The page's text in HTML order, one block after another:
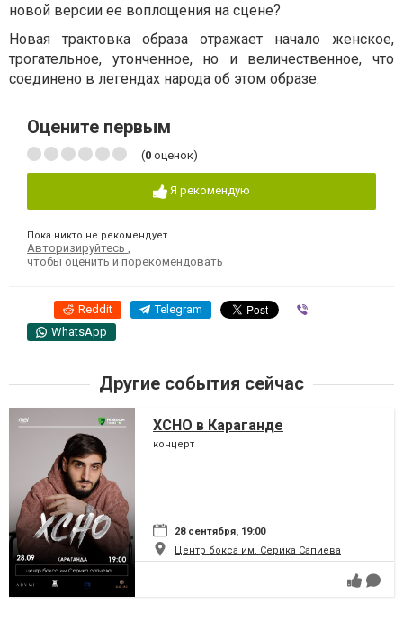
новой версии ее воплощения на сцене?
Новая трактовка образа отражает начало женское,
трогательное, утонченное, но и величественное, что
соединено в легендах народа об этом образе.
Оцените первым
(0 оценок)
Я рекомендую
Пока никто не рекомендует
Авторизируйтесь
чтобы оценить и порекомендовать
Reddit Telegram
WhatsApp
Другие события сейчас
XCHO в Караганде
концерт
28 сентября, 19:00
Центр бокса им. Серика Сапиева